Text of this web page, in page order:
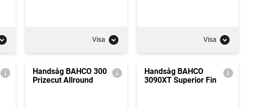
Visa Visa
Handsåg BAHCO 300
Prizecut Allround
Handsåg BAHCO
3090XT Superior Fin